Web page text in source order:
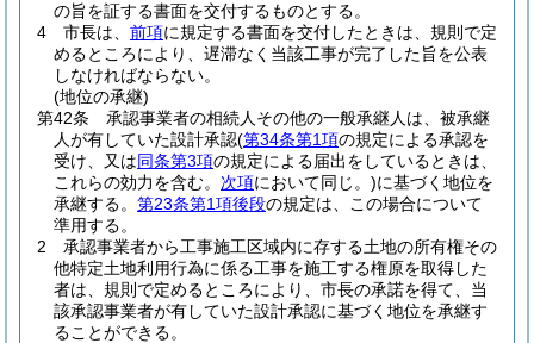
の旨を証する書面を交付するものとする。
4
市長は、 前項に規定する書面を交付したときは、規則で定
めるところにより、遅滞なく当該工事が完了した旨を公表
しなければならない。
(地位の承継)
第42条
承認事業者の相続人その他の一般承継人は、被承継
人が有していた設計承認(第34条第1項の規定による承認を
受け、又は同条第3項の規定による届出をしているときは、
これらの効力を含む。 次項において同じ。)に基づく地位を
承継する。 第23条第1項後段の規定は、この場合について
準用する。
2
承認事業者から工事施工区域内に存する土地の所有権その
他特定土地利用行為に係る工事を施工する権原を取得した
者は、規則で定めるところにより、市長の承諾を得て、当
該承認事業者が有していた設計承認に基づく地位を承継す
ることができる。